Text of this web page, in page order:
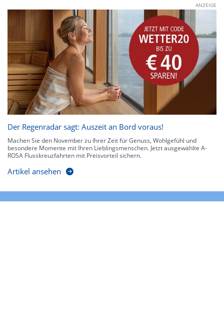
ANZEIGE
Der Regenradar sagt: Auszeit an Bord voraus!
Machen Sie den November zu Ihrer Zeit für Genuss, Wohlgefühl und
besondere Momente mit Ihren Lieblingsmenschen. Jetzt ausgewählte A-
ROSA Flusskreuzfahrten mit Preisvorteil sichern.
Artikel ansehen